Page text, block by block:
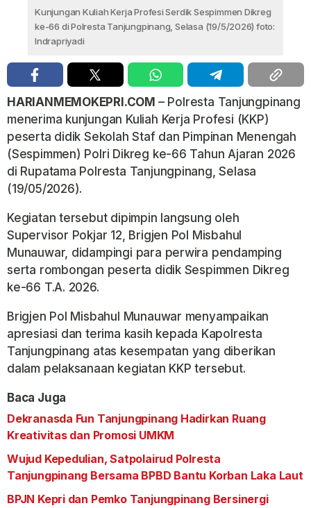
Kunjungan Kuliah Kerja Profesi Serdik Sespimmen Dikreg
ke-66 di Polresta Tanjungpinang, Selasa (19/5/2026) foto:
Indrapriyadi
HARIANMEMOKEPRI.COM – Polresta Tanjungpinang
menerima kunjungan Kuliah Kerja Profesi (KKP)
peserta didik Sekolah Staf dan Pimpinan Menengah
(Sespimmen) Polri Dikreg ke-66 Tahun Ajaran 2026
di Rupatama Polresta Tanjungpinang, Selasa
(19/05/2026).
Kegiatan tersebut dipimpin langsung oleh
Supervisor Pokjar 12, Brigjen Pol Misbahul
Munauwar, didampingi para perwira pendamping
serta rombongan peserta didik Sespimmen Dikreg
ke-66 T.A. 2026.
Brigjen Pol Misbahul Munauwar menyampaikan
apresiasi dan terima kasih kepada Kapolresta
Tanjungpinang atas kesempatan yang diberikan
dalam pelaksanaan kegiatan KKP tersebut.
Baca Juga
Dekranasda Fun Tanjungpinang Hadirkan Ruang
Kreativitas dan Promosi UMKM
Wujud Kepedulian, Satpolairud Polresta
Tanjungpinang Bersama BPBD Bantu Korban Laka Laut
BPJN Kepri dan Pemko Tanjungpinang Bersinergi